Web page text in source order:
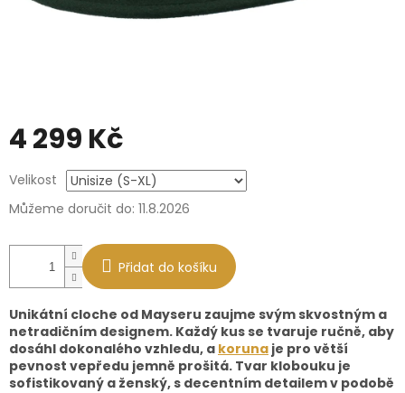
4 299 Kč
cena:
Velikost
Můžeme doručit do: 11.8.2026
Přidat do košíku
Unikátní cloche od Mayseru zaujme svým skvostným a
netradičním designem. Každý kus se tvaruje ručně, aby
dosáhl dokonalého vzhledu, a koruna je pro větší
pevnost vepředu jemně prošitá. Tvar klobouku je
sofistikovaný a ženský, s decentním detailem v podobě